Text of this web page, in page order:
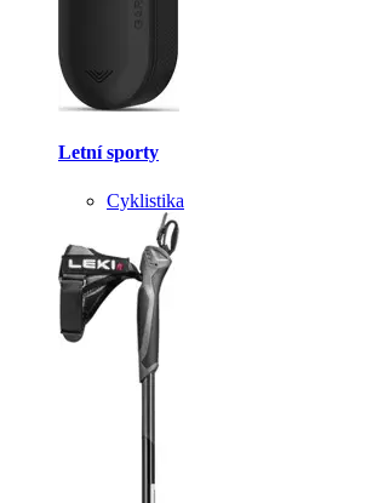
Letní sporty
Cyklistika